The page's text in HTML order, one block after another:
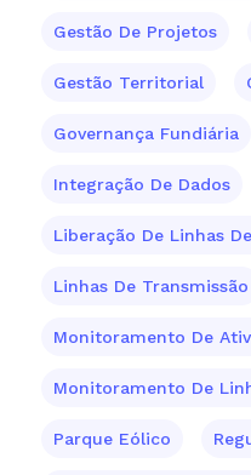
Gestão De Projetos
Gestão Territorial
Governança Fundiária
Integração De Dados
Liberação De Linhas
Linhas De Transmissão
Monitoramento De
Monitoramento De
Parque Eólico